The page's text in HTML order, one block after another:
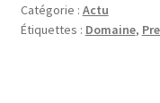
Catégorie : Actu
Étiquettes : Domaine,